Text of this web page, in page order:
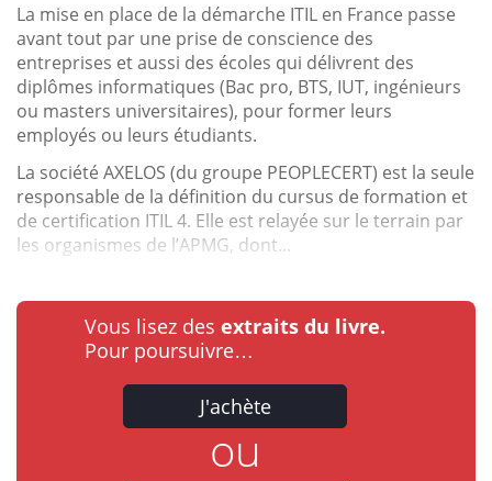
La mise en place de la démarche ITIL en France passe
avant tout par une prise de conscience des
entreprises et aussi des écoles qui délivrent des
diplômes informatiques (Bac pro, BTS, IUT, ingénieurs
ou masters universitaires), pour former leurs
employés ou leurs étudiants.
La société AXELOS (du groupe PEOPLECERT) est la seule
responsable de la définition du cursus de formation et
de certification ITIL 4. Elle est relayée sur le terrain par
les organismes de l’APMG, dont...
Vous lisez des extraits du livre.
Pour poursuivre…
J'achète
ou